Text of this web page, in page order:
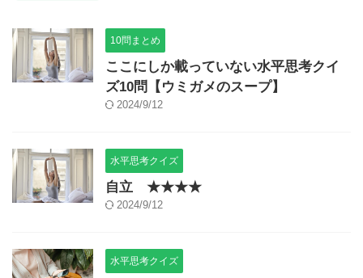
10問まとめ
ここにしか載っていない水平思考クイ
ズ10問【ウミガメのスープ】
2024/9/12
水平思考クイズ
自立 ★★★★
2024/9/12
水平思考クイズ